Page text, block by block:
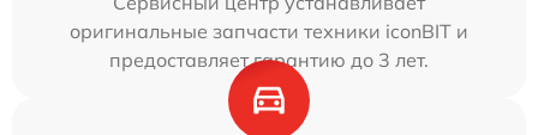
оригинальные запчасти техники iconBIT и
предоставляет гарантию до 3 лет.